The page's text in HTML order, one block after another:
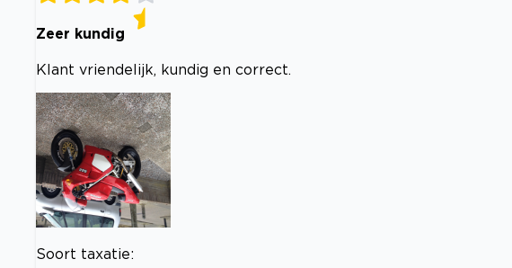
Zeer kundig
Klant vriendelijk, kundig en correct.
Soort taxatie: